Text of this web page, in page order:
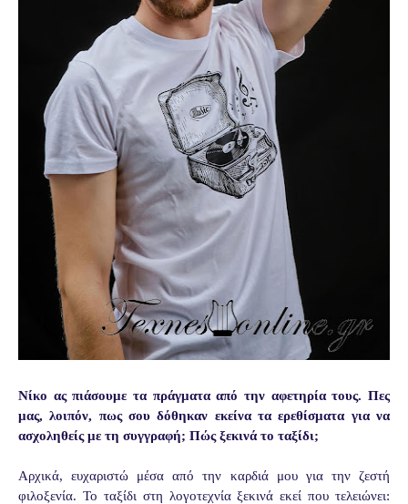
Νίκο ας πιάσουμε τα πράγματα από την αφετηρία τους. Πες
μας, λοιπόν, πως σου δόθηκαν εκείνα τα ερεθίσματα για να
ασχοληθείς με τη συγγραφή; Πώς ξεκινά το ταξίδι;
Αρχικά, ευχαριστώ μέσα από την καρδιά μου για την ζεστή
φιλοξενία. Το ταξίδι στη λογοτεχνία ξεκινά εκεί που τελειώνει: